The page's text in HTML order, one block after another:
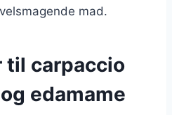
mad.
til carpaccio
edamame